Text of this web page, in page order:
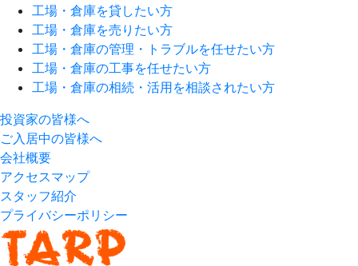
工場・倉庫を貸したい方
工場・倉庫を売りたい方
工場・倉庫の管理・トラブルを任せたい方
工場・倉庫の工事を任せたい方
工場・倉庫の相続・活用を相談されたい方
投資家の皆様へ
ご入居中の皆様へ
会社概要
アクセスマップ
スタッフ紹介
プライバシーポリシー